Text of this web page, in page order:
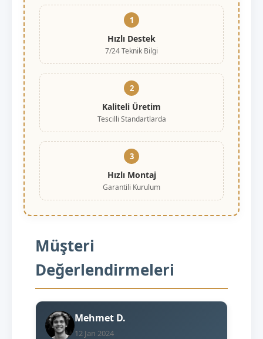
1
Hızlı Destek
7/24 Teknik Bilgi
2
Kaliteli Üretim
Tescilli Standartlarda
3
Hızlı Montaj
Garantili Kurulum
Müşteri
Değerlendirmeleri
Mehmet D.
12 Jan 2024